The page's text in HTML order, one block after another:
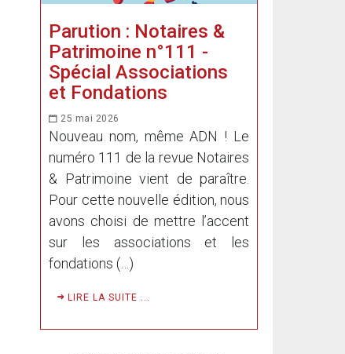
Parution : Notaires &
Patrimoine n°111 -
Spécial Associations
et Fondations
25 mai 2026
Nouveau nom, même ADN ! Le
numéro 111 de la revue Notaires
& Patrimoine vient de paraître.
Pour cette nouvelle édition, nous
avons choisi de mettre l’accent
sur les associations et les
fondations (…)
LIRE LA SUITE ...